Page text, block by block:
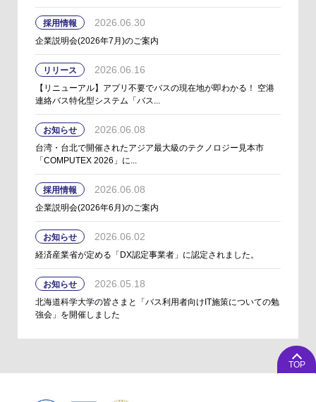
採用情報 2026.06.30
企業説明会(2026年7月)のご案内
リリース 2026.06.16
【リニューアル】アプリ不要でバスの現在地が即わかる！ 空港
連絡バス特化型システム「バス...
お知らせ 2026.06.08
台湾・台北で開催されたアジア最大級のテクノロジー見本市
「COMPUTEX 2026」に...
採用情報 2026.06.08
企業説明会(2026年6月)のご案内
お知らせ 2026.06.02
経済産業省が定める「DX認定事業者」に認定されました。
お知らせ 2026.05.18
北海道科学大学の皆さまと「バス利用者向けIT施策についての勉
強会」を開催しました
TOP